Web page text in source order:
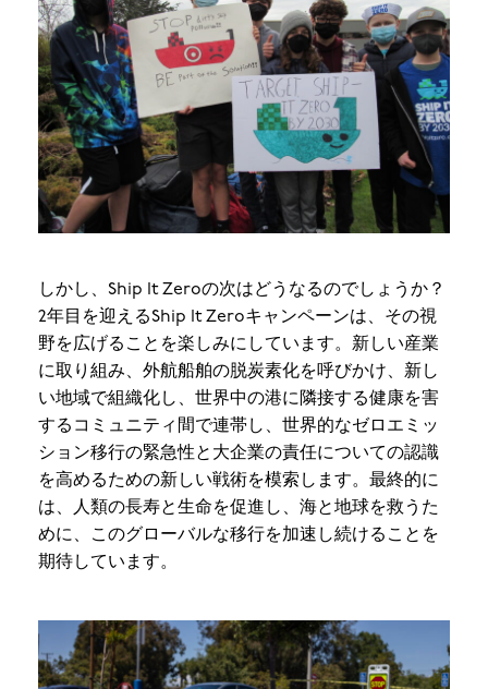
しかし、Ship It Zeroの次はどうなるのでしょうか？
2年目を迎えるShip It Zeroキャンペーンは、その視
野を広げることを楽しみにしています。新しい産業
に取り組み、外航船舶の脱炭素化を呼びかけ、新し
い地域で組織化し、世界中の港に隣接する健康を害
するコミュニティ間で連帯し、世界的なゼロエミッ
ション移行の緊急性と大企業の責任についての認識
を高めるための新しい戦術を模索します。最終的に
は、人類の長寿と生命を促進し、海と地球を救うた
めに、このグローバルな移行を加速し続けることを
期待しています。